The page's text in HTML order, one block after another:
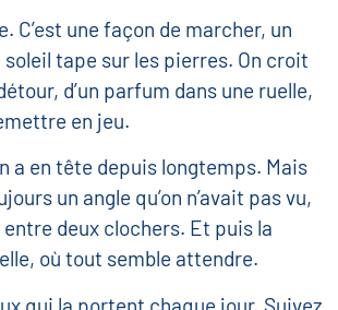
C’est une façon de marcher, un
tape sur les pierres. On croit
d’un parfum dans une ruelle,
en jeu.
a en tête depuis longtemps. Mais
un angle qu’on n’avait pas vu,
deux clochers. Et puis la
où tout semble attendre.
qui la portent chaque jour. Suivez